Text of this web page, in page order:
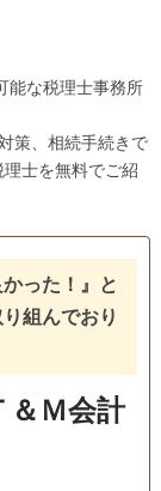
能な税理士事務所
策、相続手続きで
士を無料でご紹
った！』と
組んでおり
＆Ｍ会計